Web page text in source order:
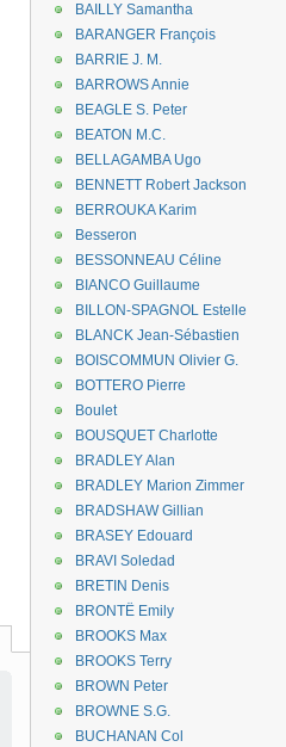
BAILLY Samantha
BARANGER François
BARRIE J. M.
BARROWS Annie
BEAGLE S. Peter
BEATON M.C.
BELLAGAMBA Ugo
BENNETT Robert Jackson
BERROUKA Karim
Besseron
BESSONNEAU Céline
BIANCO Guillaume
BILLON-SPAGNOL Estelle
BLANCK Jean-Sébastien
BOISCOMMUN Olivier G.
BOTTERO Pierre
Boulet
BOUSQUET Charlotte
BRADLEY Alan
BRADLEY Marion Zimmer
BRADSHAW Gillian
BRASEY Edouard
BRAVI Soledad
BRETIN Denis
BRONTË Emily
BROOKS Max
BROOKS Terry
BROWN Peter
BROWNE S.G.
BUCHANAN Col